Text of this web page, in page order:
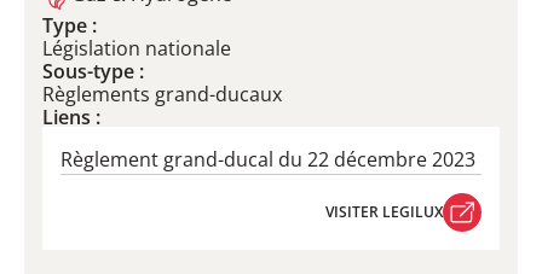
Type :
Législation nationale
Sous-type :
Règlements grand-ducaux
Liens :
Règlement grand-ducal du 22 décembre 2023​
VISITER LEGILUX